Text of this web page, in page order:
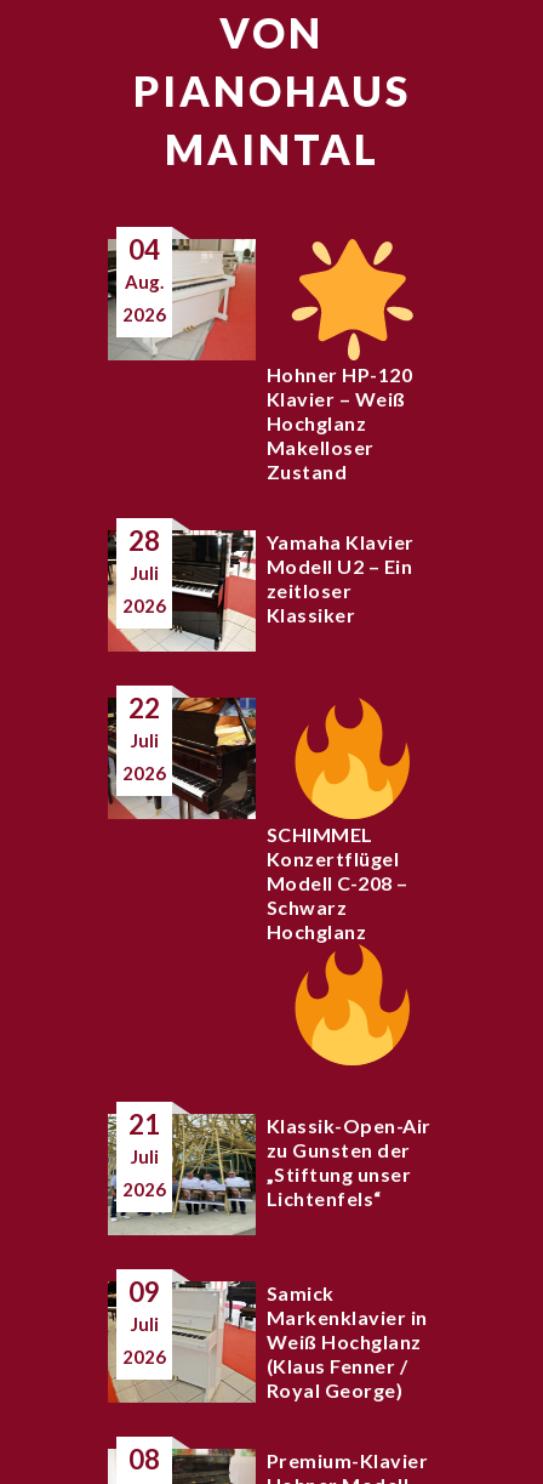
VON
PIANOHAUS
MAINTAL
04
Aug.
2026
Hohner HP-120
Klavier – Weiß
Hochglanz
Makelloser
Zustand
28
Juli
2026
Yamaha Klavier
Modell U2 – Ein
zeitloser
Klassiker
22
Juli
2026
SCHIMMEL
Konzertflügel
Modell C-208 –
Schwarz
Hochglanz
21
Juli
2026
Klassik-Open-Air
zu Gunsten der
„Stiftung unser
Lichtenfels“
09
Juli
2026
Samick
Markenklavier in
Weiß Hochglanz
(Klaus Fenner /
Royal George)
08
Premium-Klavier